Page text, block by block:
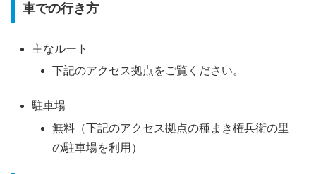
車での行き方
主なルート
下記のアクセス拠点をご覧ください。
駐車場
無料（下記のアクセス拠点の種まき権兵衛の里
の駐車場を利用）